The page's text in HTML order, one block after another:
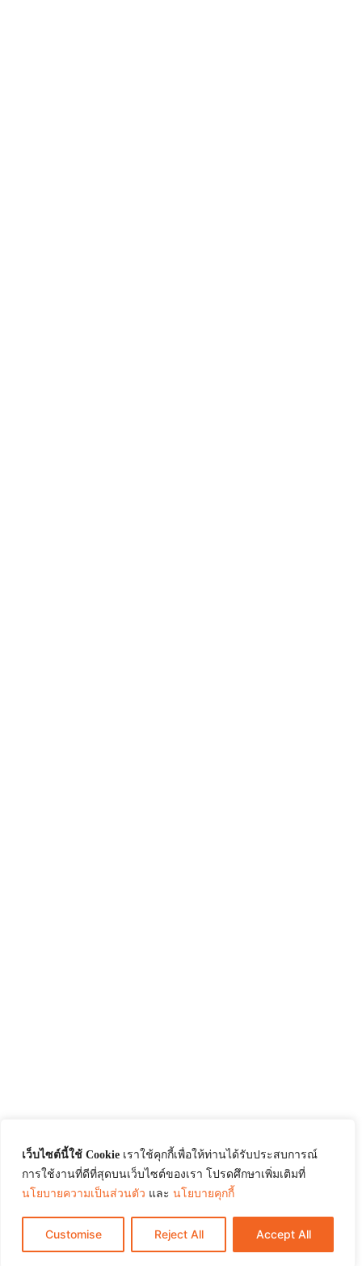
เว็บไซต์นี้ใช้ Cookie เราใช้คุกกี้เพื่อให้ท่านได้รับประสบการณ์
การใช้งานที่ดีที่สุดบนเว็บไซต์ของเรา โปรดศึกษาเพิ่มเติมที่
นโยบายความเป็นส่วนตัว และ นโยบายคุกกี้
Customise Reject All Accept All